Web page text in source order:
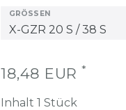
GRÖSSEN
18,48 EUR *
Inhalt 1 Stück